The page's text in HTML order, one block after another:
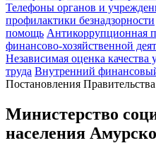
Телефоны органов и
профилактики безнадзорности
помощь Антикоррупционная
финансово-хозяйственной
Независимая оценка качества
труда Внутренний
Постановления
Министерство
населения